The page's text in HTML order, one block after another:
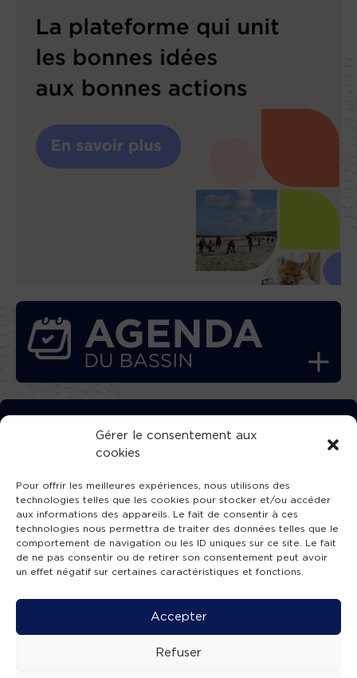
Gérer le consentement aux
cookies
Pour offrir les meilleures expériences, nous utilisons des
technologies telles que les cookies pour stocker et/ou accéder
aux informations des appareils. Le fait de consentir à ces
technologies nous permettra de traiter des données telles que le
comportement de navigation ou les ID uniques sur ce site. Le fait
de ne pas consentir ou de retirer son consentement peut avoir
un effet négatif sur certaines caractéristiques et fonctions.
Accepter
Refuser
TÉLÉCHARGEZ GRATUITEMENT
L’APPLICATION TVBA !
SUIVEZ-NOUS !
Mentions légales -Accessibilité